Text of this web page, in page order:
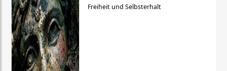
Freiheit und Selbsterhalt